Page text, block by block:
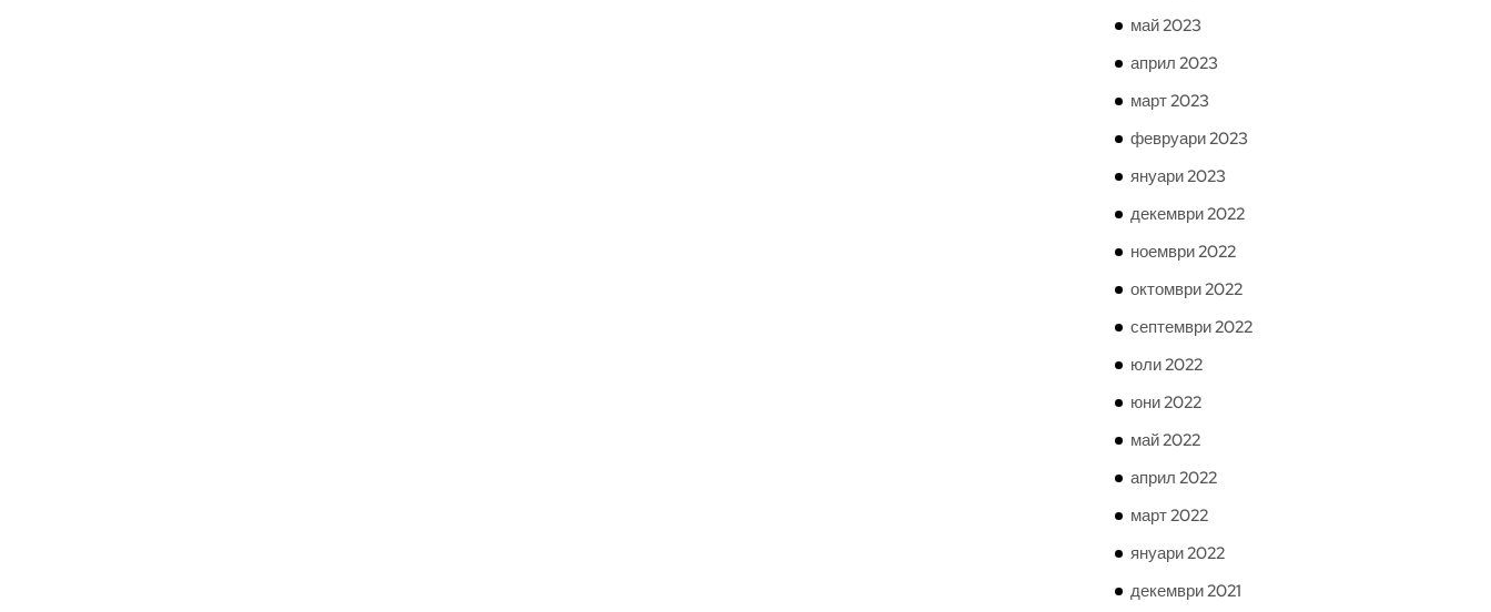
май 2023
април 2023
март 2023
февруари 2023
януари 2023
декември 2022
ноември 2022
октомври 2022
септември 2022
юли 2022
юни 2022
май 2022
април 2022
март 2022
януари 2022
декември 2021